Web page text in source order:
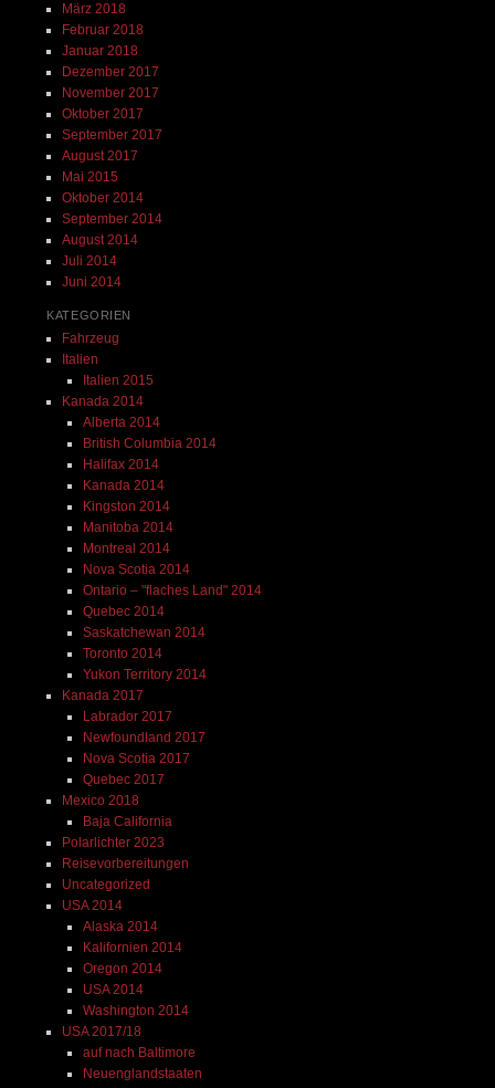
März 2018
Februar 2018
Januar 2018
Dezember 2017
November 2017
Oktober 2017
September 2017
August 2017
Mai 2015
Oktober 2014
September 2014
August 2014
Juli 2014
Juni 2014
KATEGORIEN
Fahrzeug
Italien
Italien 2015
Kanada 2014
Alberta 2014
British Columbia 2014
Halifax 2014
Kanada 2014
Kingston 2014
Manitoba 2014
Montreal 2014
Nova Scotia 2014
Ontario – "flaches Land" 2014
Quebec 2014
Saskatchewan 2014
Toronto 2014
Yukon Territory 2014
Kanada 2017
Labrador 2017
Newfoundland 2017
Nova Scotia 2017
Quebec 2017
Mexico 2018
Baja California
Polarlichter 2023
Reisevorbereitungen
Uncategorized
USA 2014
Alaska 2014
Kalifornien 2014
Oregon 2014
USA 2014
Washington 2014
USA 2017/18
auf nach Baltimore
Neuenglandstaaten